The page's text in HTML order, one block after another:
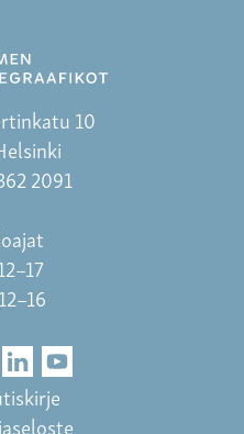
10
2091